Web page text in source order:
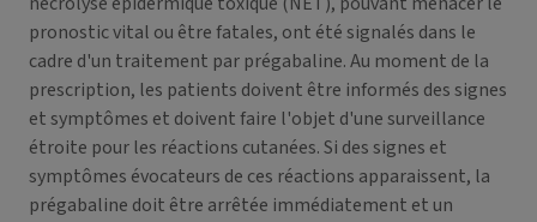
pronostic vital ou être fatales, ont été signalés dans le
cadre d'un traitement par prégabaline. Au moment de la
prescription, les patients doivent être informés des signes
et symptômes et doivent faire l'objet d'une surveillance
étroite pour les réactions cutanées. Si des signes et
symptômes évocateurs de ces réactions apparaissent, la
prégabaline doit être arrêtée immédiatement et un